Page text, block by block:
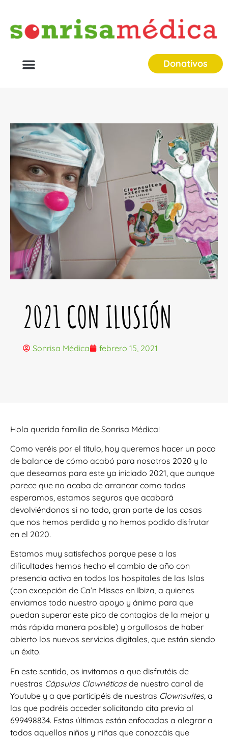
Donativos
2021 CON ILUSIÓN
Sonrisa Médica febrero 15, 2021
Hola querida familia de Sonrisa Médica!
Como veréis por el título, hoy queremos hacer un poco
de balance de cómo acabó para nosotros 2020 y lo
que deseamos para este ya iniciado 2021, que aunque
parece que no acaba de arrancar como todos
esperamos, estamos seguros que acabará
devolviéndonos si no todo, gran parte de las cosas
que nos hemos perdido y no hemos podido disfrutar
en el 2020.
Estamos muy satisfechos porque pese a las
dificultades hemos hecho el cambio de año con
presencia activa en todos los hospitales de las Islas
(con excepción de Ca’n Misses en Ibiza, a quienes
enviamos todo nuestro apoyo y ánimo para que
puedan superar este pico de contagios de la mejor y
más rápida manera posible) y orgullosos de haber
abierto los nuevos servicios digitales, que están siendo
un éxito.
En este sentido, os invitamos a que disfrutéis de
nuestras Cápsulas Clownéticasde nuestro canal de
Youtube y a que participéis de nuestras Clownsultes, a
las que podréis acceder solicitando cita previa al
699498834. Estas últimas están enfocadas a alegrar a
todos aquellos niños y niñas que conozcáis que